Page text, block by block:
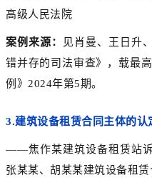
高级人民法院
案例来源：
见肖曼、王日升
错并存的司法审查》，载最
例》2024年第5期。
3.建筑设备租赁合同主体的认
——焦作某建筑设备租赁站诉
张某某、胡某某建筑设备租